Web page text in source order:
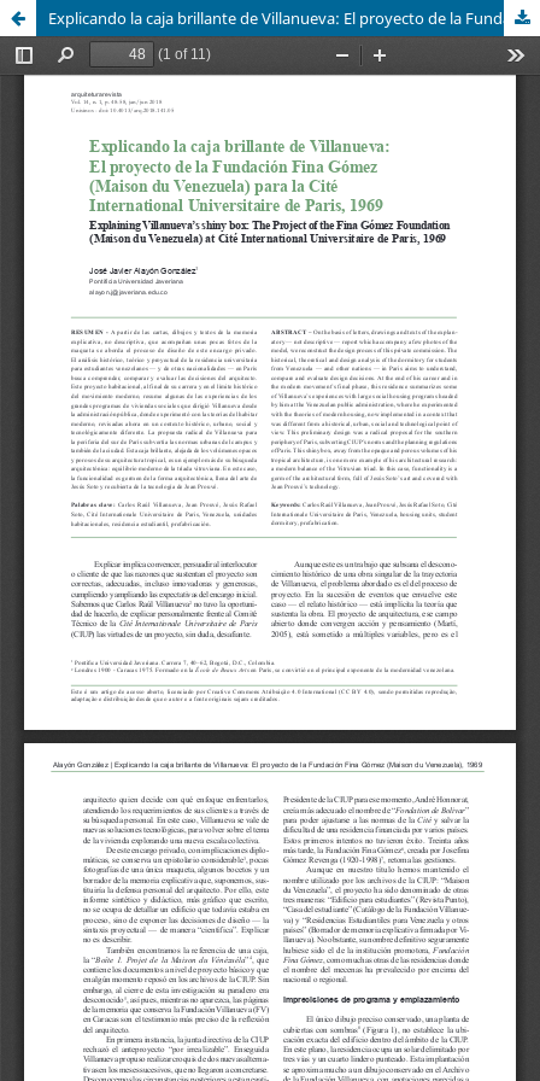
Explicando la caja brillante de Villanueva: El proyecto de la Fundación Fina Gómez (Maison du Venezuela) para la Cité International Universitaire de Paris, 1969